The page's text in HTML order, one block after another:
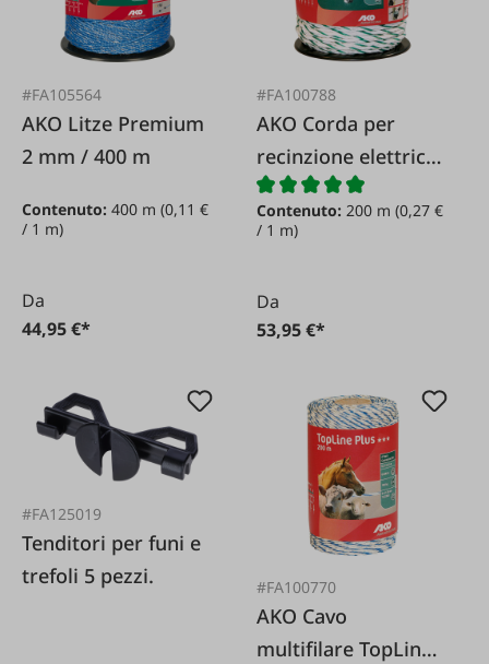
#FA105564
AKO Litze Premium
2 mm / 400 m
Contenuto: 400 m (0,11 €
/ 1 m)
Da
44,95 €*
#FA100788
AKO Corda per
recinzione elettrica
premium
bianca/verde 6 5
Contenuto: 200 m(0,27 €
/ 1 m)
Da
53,95 €*
#FA125019
Tenditori per funi e
trefoli 5 pezzi.
#FA100770
AKO Cavo
multifilare TopLine